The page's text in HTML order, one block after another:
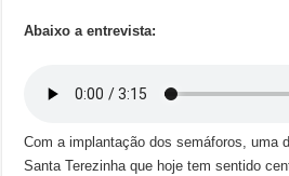
Abaixo a entrevista:
Com a implantação dos semáforos, uma
Santa Terezinha que hoje tem sentido